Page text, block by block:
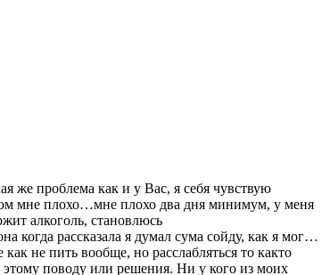
же проблема как и у Вас, я себя чувствую
мне плохо…мне плохо два дня минимум, у меня
алкоголь, становлюсь
когда рассказала я думал сума сойду, как я мог…
не пить вообще, но расслабляться то както
поводу или решения. Ни у кого из моих